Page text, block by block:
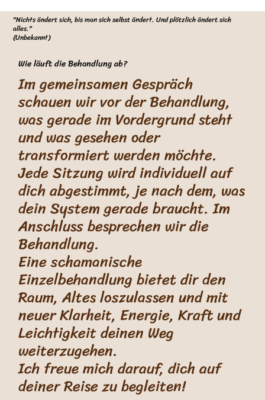
"Nichts ändert sich, bis man sich selbst ändert. Und plötzlich ändert sich
alles."
(Unbekannt)
Wie läuft die Behandlung ab?
Im gemeinsamen Gespräch
schauen wir vor der Behandlung,
was gerade im Vordergrund steht
und was gesehen oder
transformiert werden möchte.
Jede Sitzung wird individuell auf
dich abgestimmt, je nach dem, was
dein System gerade braucht. Im
Anschluss besprechen wir die
Behandlung.
Eine schamanische
Einzelbehandlung bietet dir den
Raum, Altes loszulassen und mit
neuer Klarheit, Energie, Kraft und
Leichtigkeit deinen Weg
weiterzugehen.
Ich freue mich darauf, dich auf
deiner Reise zu begleiten!